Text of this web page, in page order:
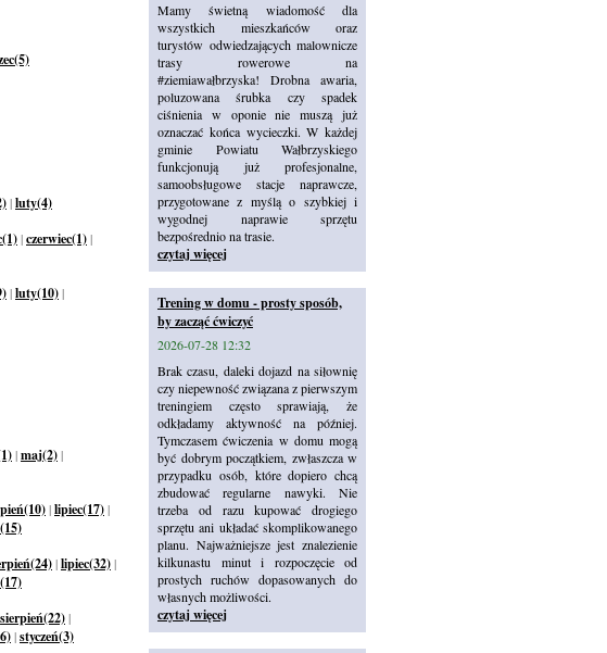
|luty(4)
|czerwiec(1)|
|luty(10)|
|maj(2)|
|lipiec(17)|
|lipiec(32)|
sierpień(22)|
|styczeń(3)
Mamy świetną wiadomość dla
wszystkich mieszkańców oraz
turystów odwiedzających malownicze
trasy rowerowe na
#ziemiawałbrzyska! Drobna awaria,
poluzowana śrubka czy spadek
ciśnienia w oponie nie muszą już
oznaczać końca wycieczki. W każdej
gminie Powiatu Wałbrzyskiego
funkcjonują już profesjonalne,
samoobsługowe stacje naprawcze,
przygotowane z myślą o szybkiej i
wygodnej naprawie sprzętu
bezpośrednio na trasie.
czytaj więcej
Trening w domu - prosty sposób,
by zacząć ćwiczyć
2026-07-28 12:32
Brak czasu, daleki dojazd na siłownię
czy niepewność związana z pierwszym
treningiem często sprawiają, że
odkładamy aktywność na później.
Tymczasem ćwiczenia w domu mogą
być dobrym początkiem, zwłaszcza w
przypadku osób, które dopiero chcą
zbudować regularne nawyki. Nie
trzeba od razu kupować drogiego
sprzętu ani układać skomplikowanego
planu. Najważniejsze jest znalezienie
kilkunastu minut i rozpoczęcie od
prostych ruchów dopasowanych do
własnych możliwości.
czytaj więcej